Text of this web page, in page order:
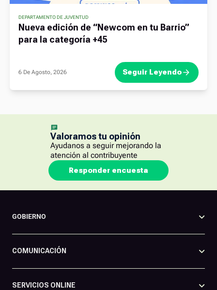
DEPARTAMENTO DE JUVENTUD
Nueva edición de “Newcom en tu Barrio”
para la categoría +45
6 De Agosto, 2026 Seguir Leyendo
Valoramos tu opinión
Ayudanos a seguir mejorando la
atención al contribuyente
Responder encuesta
GOBIERNO
COMUNICACIÓN
SERVICIOS ONLINE